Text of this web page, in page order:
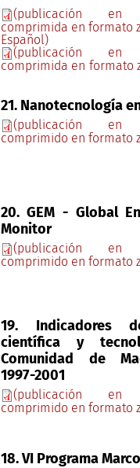
(publicación
comprimida en formato
Español)
(publicación
comprimida en formato
21. Nanotecnología
(publicación
comprimido en formato
20. GEM - Global
Monitor
(publicación
comprimido en formato
19. Indicadores
científica y
Comunidad de
1997-2001
(publicación
comprimido en formato
18. VI Programa